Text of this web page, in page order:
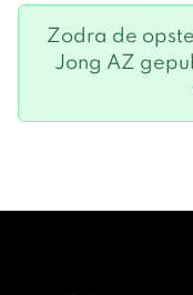
Zodra de
Jong AZ